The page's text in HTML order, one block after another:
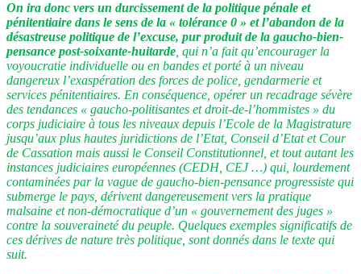
On ira donc vers un durcissement de la politique pénale et
pénitentiaire dans le sens de la « tolérance 0 » et l’abandon de la
désastreuse politique de l’excuse, pur produit de la gaucho-bien-
pensance post-soixante-huitarde, qui n’a fait qu’encourager la
voyoucratie individuelle ou en bandes et porté à un niveau
dangereux l’exaspération des forces de police, gendarmerie et
services pénitentiaires. En conséquence, opérer un recadrage sévère
des tendances « gaucho-politisantes et droit-de-l’hommistes » du
corps judiciaire à tous les niveaux depuis l’Ecole de la Magistrature
jusqu’aux plus hautes juridictions de l’Etat, Conseil d’Etat et Cour
de Cassation mais aussi le Conseil Constitutionnel, et tout autant les
instances judiciaires européennes (CEDH, CEJ …) qui, lourdement
contaminées par la vague de gaucho-bien-pensance progressiste qui
submerge le pays, dérivent dangereusement vers la pratique
malsaine et non-démocratique d’un « gouvernement des juges »
contre la souveraineté du peuple. Quelques exemples significatifs de
ces dérives de nature très politique, sont donnés dans le texte qui
suit.